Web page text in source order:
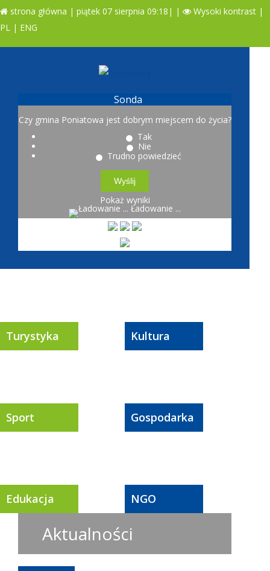
strona główna | piątek 07 sierpnia 09:18| | Wysoki kontrast |
PL | ENG
Sonda
Czy gmina Poniatowa jest dobrym miejscem do życia?
Tak
Nie
Trudno powiedzieć
Pokaż wyniki
Ładowanie ...
Turystyka Kultura
Sport Gospodarka
Edukacja NGO
Aktualności